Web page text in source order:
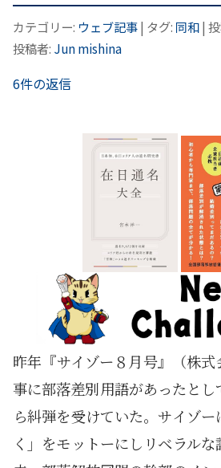
カテゴリー: ウェブ記事| タグ: 同和|
投稿者: Jun mishina
6件の返信
昨年『サイゾー８月号』（株
事に部落差別用語があったと
ら糾弾を受けていた。サイゾ
く」をモットーにしリベラル